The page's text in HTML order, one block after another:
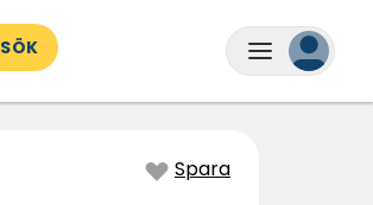
SÖK
Spara